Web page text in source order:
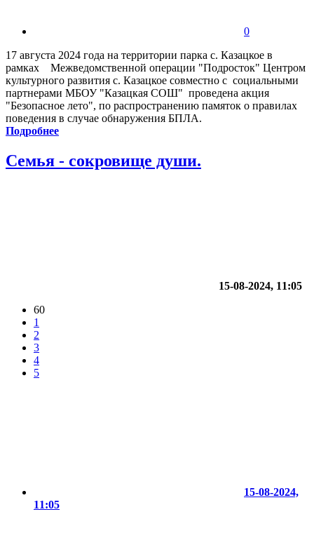
0
17 августа 2024 года на территории парка с. Казацкое в
рамках Межведомственной операции "Подросток" Центром
культурного развития с. Казацкое совместно с социальными
партнерами МБОУ "Казацкая СОШ" проведена акция
"Безопасное лето", по распространению памяток о правилах
поведения в случае обнаружения БПЛА.
Подробнее
Семья - сокровище души.
15-08-2024, 11:05
60
1
2
3
4
5
15-08-2024,
11:05